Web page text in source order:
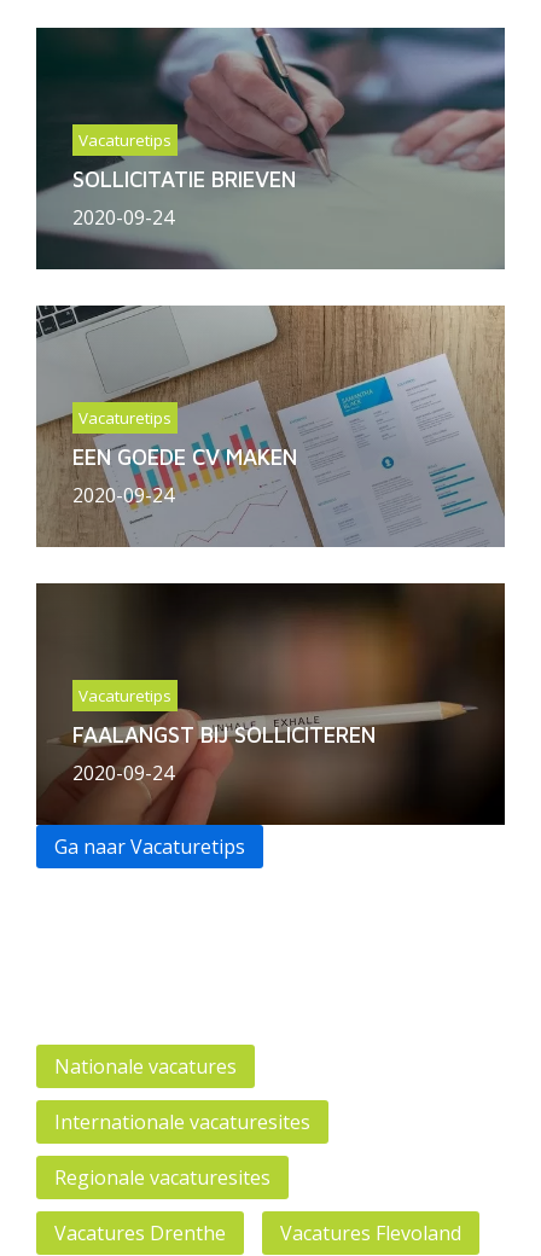
Vacaturetips
SOLLICITATIE BRIEVEN
2020-09-24
Vacaturetips
EEN GOEDE CV MAKEN
2020-09-24
Vacaturetips
FAALANGST BIJ SOLLICITEREN
2020-09-24
Ga naar Vacaturetips
Nationale vacatures
Internationale vacaturesites
Regionale vacaturesites
Vacatures Drenthe Vacatures Flevoland